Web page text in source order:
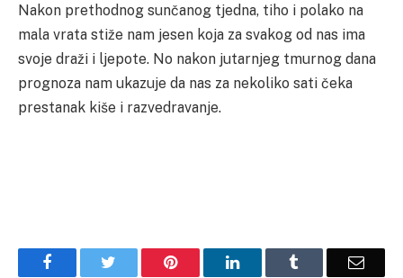
Nakon prethodnog sunčanog tjedna, tiho i polako na
mala vrata stiže nam jesen koja za svakog od nas ima
svoje draži i ljepote. No nakon jutarnjeg tmurnog dana
prognoza nam ukazuje da nas za nekoliko sati čeka
prestanak kiše i razvedravanje.
Facebook Pinterest LinkedIn Email